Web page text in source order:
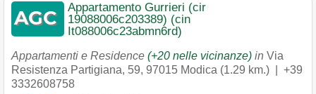
Appartamento Gurrieri (cir
19088006c203389) (cin
It088006c23abmn6rd)
Appartamenti e Residence (+20 nelle vicinanze) in Via
Resistenza Partigiana, 59, 97015 Modica (1.29 km.) | +39
3332608758